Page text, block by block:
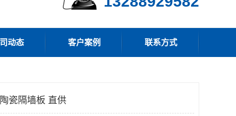
动态 客户案例 联系方式
瓷隔墙板 直供